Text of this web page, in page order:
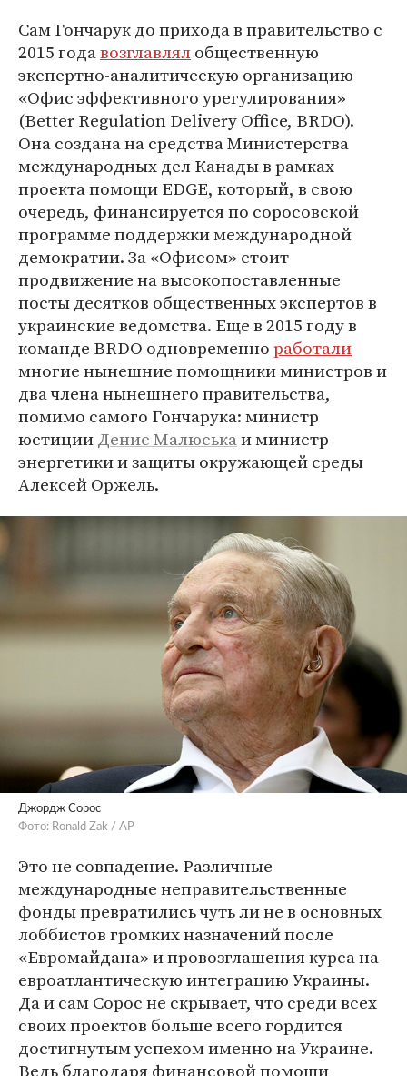
Сам Гончарук до прихода в правительство с
2015 годавозглавлялобщественную
экспертно-аналитическую организацию
«Офис эффективного урегулирования»
(Better Regulation Delivery Office, BRDO).
Она создана на средства Министерства
международных дел Канады в рамках
проекта помощи EDGE, который, в свою
очередь, финансируется по соросовской
программе поддержки международной
демократии. За «Офисом» стоит
продвижение на высокопоставленные
посты десятков общественных экспертов в
украинские ведомства. Еще в 2015 году в
команде BRDO одновременноработали
многие нынешние помощники министров и
два члена нынешнего правительства,
помимо самого Гончарука: министр
юстицииДенис Малюськаи министр
энергетики и защиты окружающей среды
Алексей Оржель.
Джордж Сорос
Фото: Ronald Zak / AP
Это не совпадение. Различные
международные неправительственные
фонды превратились чуть ли не в основных
лоббистов громких назначений после
«Евромайдана» и провозглашения курса на
евроатлантическую интеграцию Украины.
Да и сам Сорос не скрывает, что среди всех
своих проектов больше всего гордится
достигнутым успехом именно на Украине.
Ведь благодаря финансовой помощи